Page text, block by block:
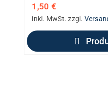
1,50 €
inkl. MwSt. zzgl.